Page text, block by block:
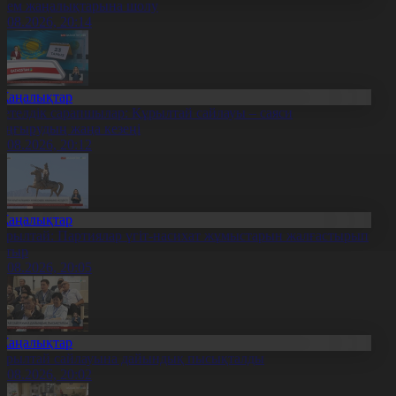
жаңалықтарына шолу
20:14
сарапшылар: Құрылтай сайлауы – саяси
жаңа кезеңі
20:12
Партиялар үгіт-насихат жұмыстарын жалғастырып
20:05
сайлауына дайындық пысықталды
20:02